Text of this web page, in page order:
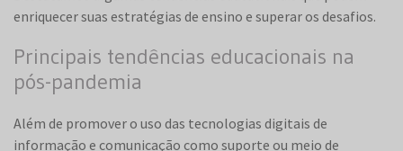
enriquecer suas estratégias de ensino e superar os desafios.
Principais tendências educacionais na
pós-pandemia
Além de promover o uso das tecnologias digitais de
informação e comunicação como suporte ou meio de